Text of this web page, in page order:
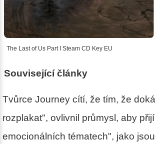
The Last of Us Part I Steam CD Key EU
Související články
Tvůrce Journey cítí, že tím, že
rozplakat", ovlivnil průmysl, aby
emocionálních tématech", jako